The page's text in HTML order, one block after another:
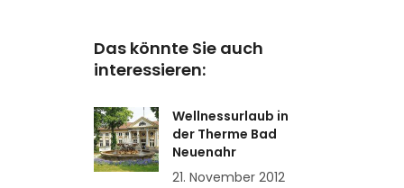
Das könnte Sie auch
interessieren:
Wellnessurlaub in
der Therme Bad
Neuenahr
21. November 2012